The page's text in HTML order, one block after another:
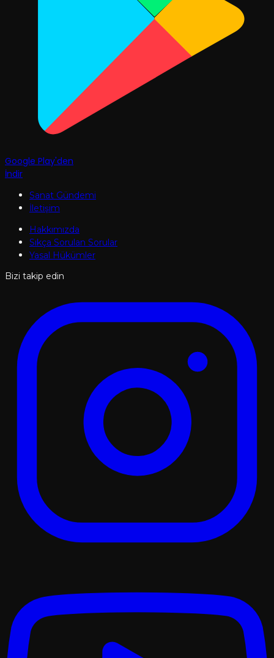
Google Play'den
İndir
Sanat Gündemi
İletişim
Hakkımızda
Sıkça Sorulan Sorular
Yasal Hükümler
Bizi takip edin